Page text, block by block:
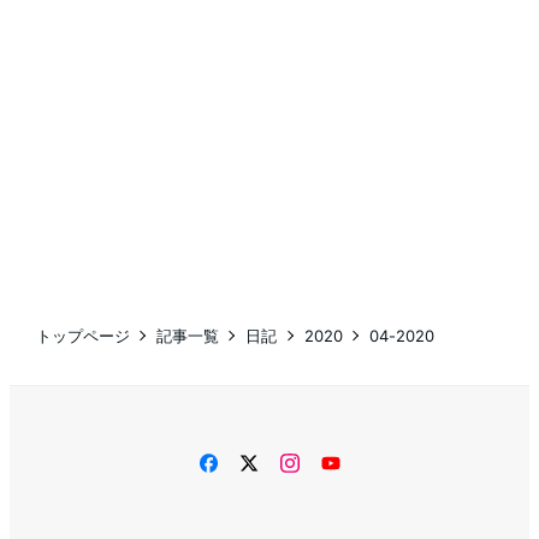
トップページ 記事一覧 日記 2020 04-2020
facebooktwitterinstagram
YouTube